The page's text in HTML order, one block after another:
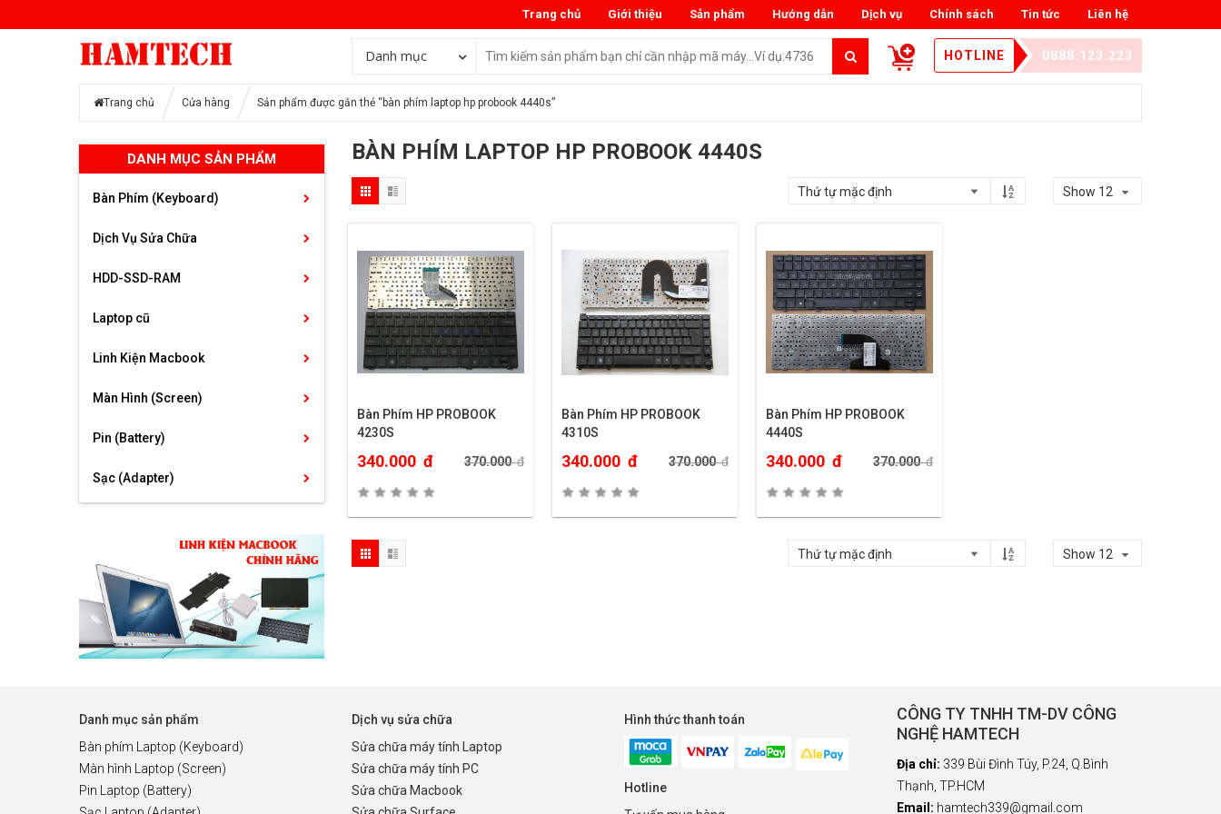
Liên hệ
Tin tức
Chính sách
Dịch vụ
Hướng dẫn
Sản phẩm
Giới thiệu
Trang chủ
Danh mục HOTLINE 0888.123.223
Trang chủ Cửa hàng Sản phẩm được gắn thẻ “bàn phím laptop hp probook 4440s”
DANH MỤC SẢN PHẨM
Bàn Phím (Keyboard)
Dịch Vụ Sửa Chữa
HDD-SSD-RAM
Laptop cũ
Linh Kiện Macbook
Màn Hình (Screen)
Pin (Battery)
Sạc (Adapter)
BÀN PHÍM LAPTOP HP PROBOOK 4440S
Show 12
Bàn Phím HP PROBOOK
4230S
340.000 đ 370.000đ
Bàn Phím HP PROBOOK
4310S
340.000 đ 370.000đ
Bàn Phím HP PROBOOK
4440S
340.000 đ 370.000đ
Show 12
Danh mục sản phẩm
Bàn phím Laptop (Keyboard)
Màn hình Laptop (Screen)
Pin Laptop (Battery)
Dịch vụ sửa chữa
Sửa chữa máy tính Laptop
Sửa chữa máy tính PC
Sửa chữa Macbook
Hình thức thanh toán
Hotline
CÔNG TY TNHH TM-DV CÔNG
NGHỆ HAMTECH
Địa chỉ: 339 Bùi Đình Túy, P.24, Q.Bình
Thạnh, TP.HCM
Email: hamtech339@gmail.com